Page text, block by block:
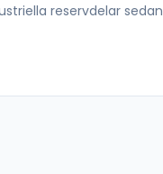
reservdelar sedan